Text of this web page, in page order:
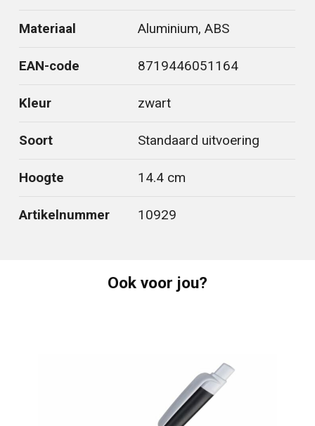
Materiaal Aluminium, ABS
EAN-code 8719446051164
Kleur zwart
Soort Standaard uitvoering
Hoogte 14.4 cm
Artikelnummer 10929
Ook voor jou?